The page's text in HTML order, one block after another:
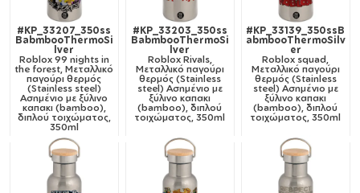
#KP_33207_350ss
BabmbooThermoSi
lver
Roblox 99 nights in
the forest, Μεταλλικό
παγούρι θερμός
(Stainless steel)
Ασημένιο με ξύλινο
καπακι (bamboo),
διπλού τοιχώματος,
350ml
#KP_33203_350ss
BabmbooThermoSi
lver
Roblox Rivals,
Μεταλλικό παγούρι
θερμός (Stainless
steel) Ασημένιο με
ξύλινο καπακι
(bamboo), διπλού
τοιχώματος, 350ml
#KP_33139_350ssB
abmbooThermoSilv
er
Roblox squad,
Μεταλλικό παγούρι
θερμός (Stainless
steel) Ασημένιο με
ξύλινο καπακι
(bamboo), διπλού
τοιχώματος, 350ml